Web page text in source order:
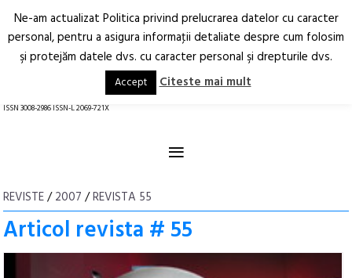
Arhitectură.
Oraș.
RO EN
ISSN 3008-2986 ISSN-L 2069-721X
≡
REVISTE/2007 /REVISTA 55
Articol revista # 55
Ne-am actualizat Politica privind prelucrarea datelor cu caracter
personal, pentru a asigura informaţii detaliate despre cum folosim
şi protejăm datele dvs. cu caracter personal şi drepturile dvs.
Accept Citeste mai mult